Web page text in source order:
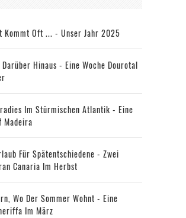
Kommt Oft ... - Unser Jahr 2025
Hinaus - Eine Woche Dourotal
Im Stürmischen Atlantik - Eine
Madeira
Für Spätentschiedene - Zwei
Canaria Im Herbst
Wo Der Sommer Wohnt - Eine
Im März